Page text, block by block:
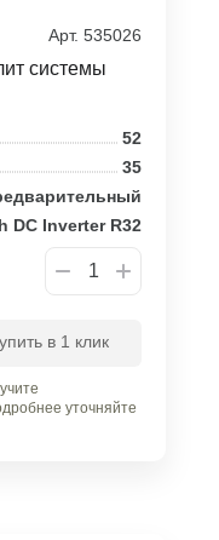
Арт. 535026
системы
52
35
DC Inverter R32
в 1 клик
уточняйте